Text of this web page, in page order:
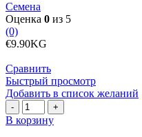
Семена
Оценка 0 из 5
(0)
€9.90KG
Сравнить
Быстрый просмотр
Добавить в список желаний
Количество
товара
Бланшированные
В корзину